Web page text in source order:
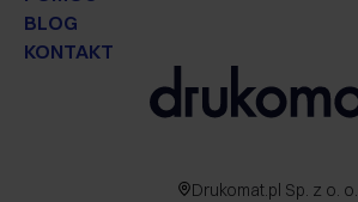
BLOG
KONTAKT
Drukomat.pl Sp. z o. o.